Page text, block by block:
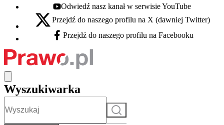
Youtube - otwiera się w nowej karcie
Odwiedź nasz kanał w serwisie YouTube
X - otwiera się w nowej karcie
Przejdź do naszego profilu na X (dawniej Twitter)
Facebook - otwiera się w nowej karcie
Przejdź do naszego profilu na Facebooku
Wyszukiwarka
Szukaj